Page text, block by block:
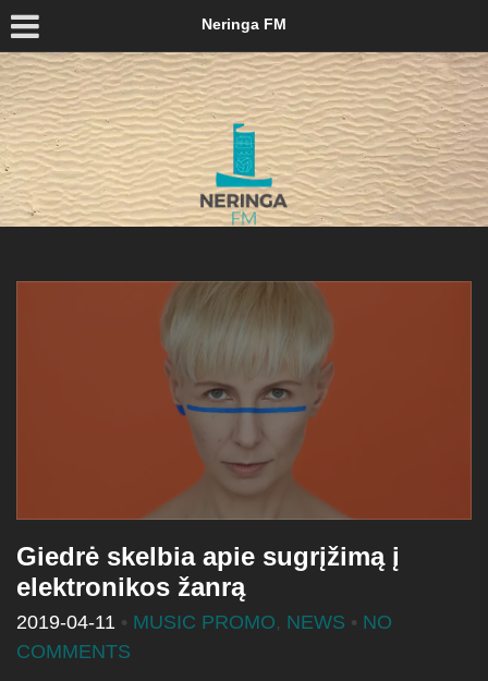
Neringa FM
Giedrė skelbia apie sugrįžimą į
elektronikos žanrą
2019-04-11 • MUSIC PROMO, NEWS • NO
COMMENTS